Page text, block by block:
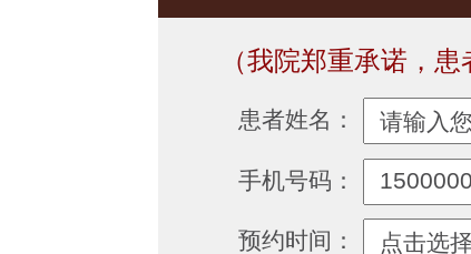
（我院郑重承诺，
患者姓名：
手机号码：
预约时间：